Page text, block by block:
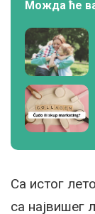
Можда ће
Са истог
са највишег